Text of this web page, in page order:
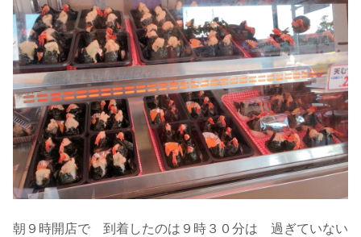
朝９時開店で 到着したのは９時３０分は 過ぎていない